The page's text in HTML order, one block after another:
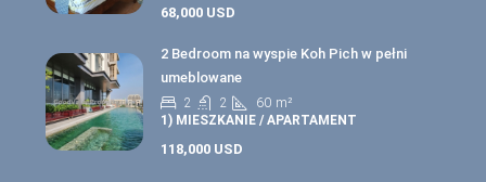
68,000 USD
2 Bedroom na wyspie Koh Pich w pełni
umeblowane
2 2 60 m²
1) MIESZKANIE / APARTAMENT
118,000 USD